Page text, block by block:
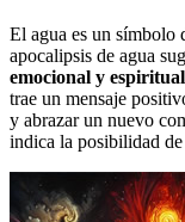
El agua es un símbolo
apocalipsis de agua
emocional y espiritual
trae un mensaje
y abrazar un nuevo
indica la posibilidad